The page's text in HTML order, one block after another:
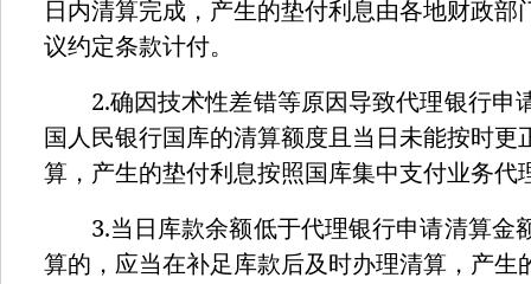
日内清算完成，产生的垫付利息由各地财政
议约定条款计付。
2.确因技术性差错等原因导致代理银行申
国人民银行国库的清算额度且当日未能按时
算，产生的垫付利息按照国库集中支付业务代
3.当日库款余额低于代理银行申请清算金
算的，应当在补足库款后及时办理清算，产生